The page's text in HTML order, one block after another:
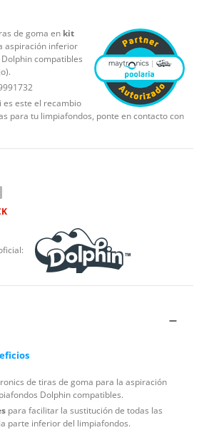
de goma en kit
aspiración inferior
compatibles
es este el recambio
para tu limpiafondos, ponte en contacto con
de tiras de goma para la aspiración
Dolphin compatibles.
para facilitar la sustitución de todas las
parte inferior del limpiafondos.